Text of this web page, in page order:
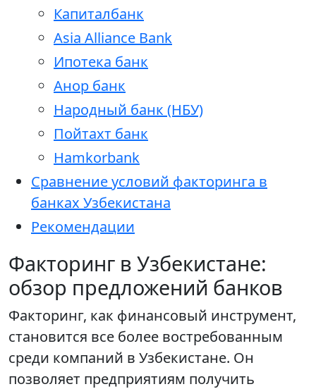
Капиталбанк
Asia Alliance Bank
Ипотека банк
Анор банк
Народный банк (НБУ)
Пойтахт банк
Hamkorbank
Сравнение условий факторинга в
банках Узбекистана
Рекомендации
Факторинг в Узбекистане:
обзор предложений банков
Факторинг, как финансовый инструмент,
становится все более востребованным
среди компаний в Узбекистане. Он
позволяет предприятиям получить